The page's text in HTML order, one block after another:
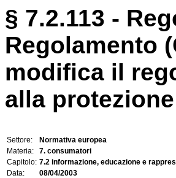
§ 7.2.113 -
Regolamento
modifica il
alla
Settore:
Normativa europea
Materia:
7. consumatori
Capitolo: 7.2 informazione, educazione e
Data:
08/04/2003